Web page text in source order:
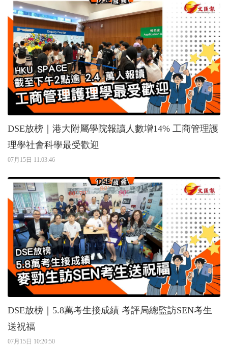
DSE放榜｜港大附屬學院報讀人數增14% 工商管理護
理學社會科學最受歡迎
07月15日 11:03:46
DSE放榜｜5.8萬考生接成績 考評局總監訪SEN考生
送祝福
07月15日 10:20:50